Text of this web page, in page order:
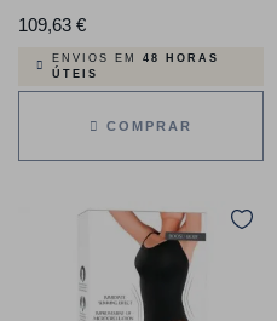
109,63 €Preço
ENVIOS EM 48 HORAS
ÚTEIS
COMPRAR